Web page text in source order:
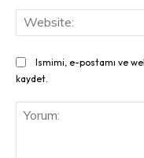
Ismimi, e-postamı ve
kaydet.